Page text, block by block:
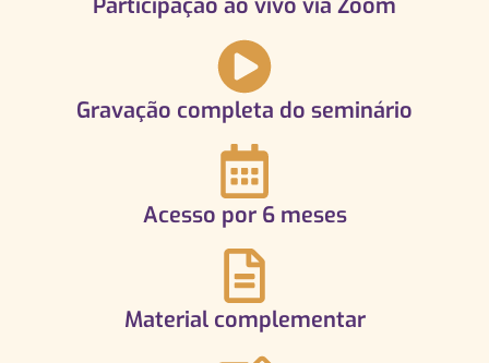
Participação ao vivo via Zoom
Gravação completa do seminário
Acesso por 6 meses
Material complementar